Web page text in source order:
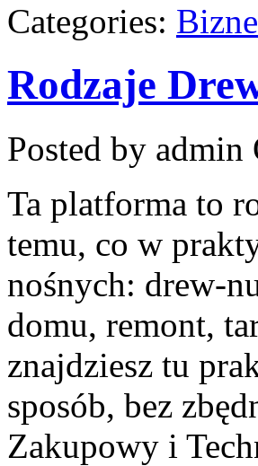
Categories:
Rodzaje
Posted by admin
Ta platforma to
temu, co w
nośnych: drew-
domu, remont,
znajdziesz tu
sposób, bez
Zakupowy i